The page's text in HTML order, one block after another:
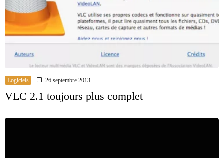
Logiciels 26 septembre 2013
VLC 2.1 toujours plus complet